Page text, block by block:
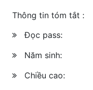
Thông tin tóm tắt :
Đọc pass:
Năm sinh:
Chiều cao: